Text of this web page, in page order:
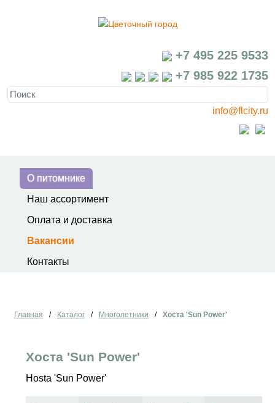
+7 495 225 9533
+7 985 922 1735
info@flcity.ru
О питомнике
Наш ассортимент
Оплата и доставка
Вакансии
Контакты
Главная / Каталог / Многолетники / Хоста 'Sun Power'
Хоста 'Sun Power'
Hosta 'Sun Power'